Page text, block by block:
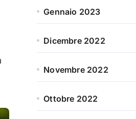
Gennaio 2023
Dicembre 2022
Novembre 2022
Ottobre 2022